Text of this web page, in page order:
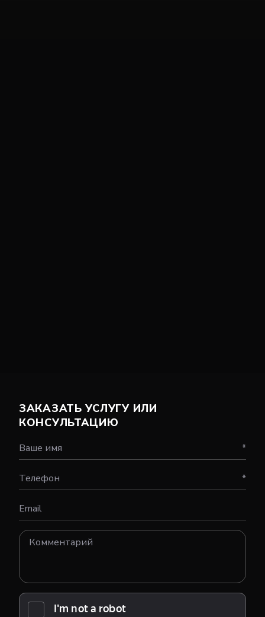
ЗАКАЗАТЬ УСЛУГУ ИЛИ
КОНСУЛЬТАЦИЮ
Ваше имя *
Телефон *
Email